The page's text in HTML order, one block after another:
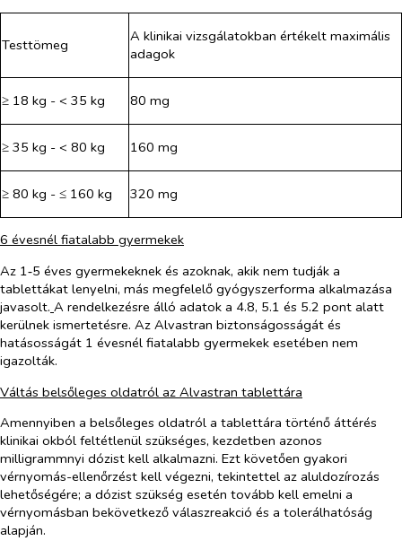
Testtömeg
A klinikai vizsgálatokban értékelt maximális
adagok
≥ 18 kg - < 35 kg 80 mg
≥ 35 kg - < 80 kg 160 mg
≥ 80 kg - ≤ 160 kg 320 mg
6 évesnél fiatalabb gyermekek
Az 1‑5 éves gyermekeknek és azoknak, akik nem tudják a
tablettákat lenyelni, más megfelelő gyógyszerforma alkalmazása
javasolt. A rendelkezésre álló adatok a 4.8, 5.1 és 5.2 pont alatt
kerülnek ismertetésre. Az Alvastran biztonságosságát és
hatásosságát 1 évesnél fiatalabb gyermekek esetében nem
igazolták.
Váltás belsőleges oldatról az Alvastran tablettára
Amennyiben a belsőleges oldatról a tablettára történő áttérés
klinikai okból feltétlenül szükséges, kezdetben azonos
milligrammnyi dózist kell alkalmazni. Ezt követően gyakori
vérnyomás-ellenőrzést kell végezni, tekintettel az aluldozírozás
lehetőségére; a dózist szükség esetén tovább kell emelni a
vérnyomásban bekövetkező válaszreakció és a tolerálhatóság
alapján.